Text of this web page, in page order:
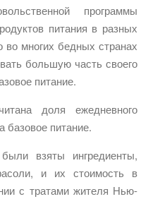
программы
питания в разных
многих бедных странах
большую часть своего
питание.
доля ежедневного
базовое питание.
взяты ингредиенты,
и их стоимость в
с тратами жителя Нью-